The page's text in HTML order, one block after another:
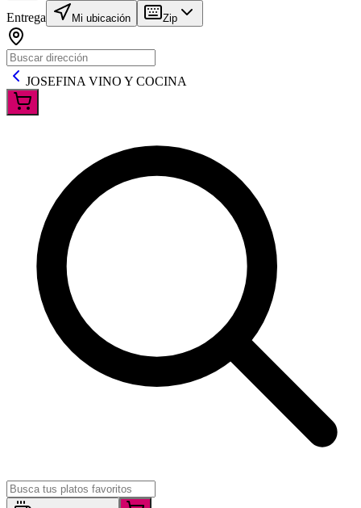
Entrega Mi ubicación Zip
JOSEFINA VINO Y COCINA